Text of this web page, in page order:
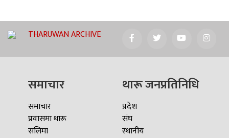
THARUWAN ARCHIVE
समाचार
समाचार
प्रवासमा थारू
सलिमा
थारू जनप्रतिनिधि
प्रदेश
संघ
स्थानीय